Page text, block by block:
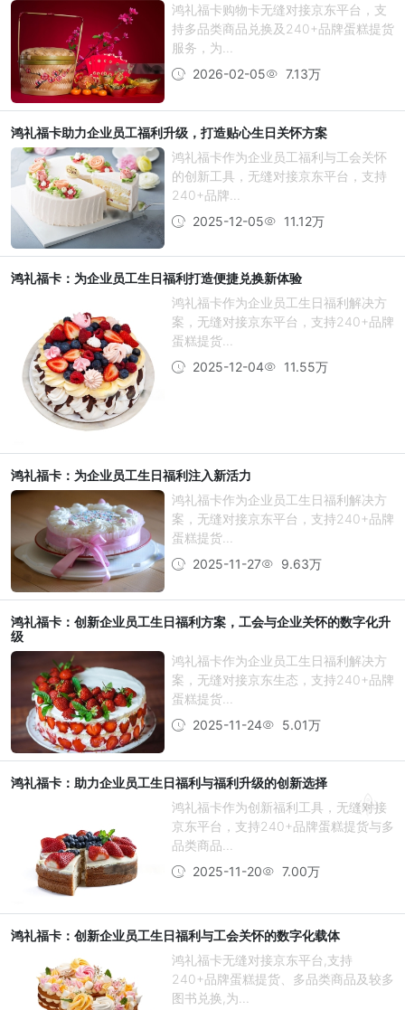
鸿礼福卡购物卡无缝对接京东平台，支
持多品类商品兑换及240+品牌蛋糕提货
服务，为...
2026-02-05
7.13万
鸿礼福卡助力企业员工福利升级，打造贴心生日关怀方案
鸿礼福卡作为企业员工福利与工会关怀
的创新工具，无缝对接京东平台，支持
240+品牌...
2025-12-05
11.12万
鸿礼福卡：为企业员工生日福利打造便捷兑换新体验
鸿礼福卡作为企业员工生日福利解决方
案，无缝对接京东平台，支持240+品牌
蛋糕提货...
2025-12-04
11.55万
鸿礼福卡：为企业员工生日福利注入新活力
鸿礼福卡作为企业员工生日福利解决方
案，无缝对接京东平台，支持240+品牌
蛋糕提货...
2025-11-27
9.63万
鸿礼福卡：创新企业员工生日福利方案，工会与企业关怀的数字化升
级
鸿礼福卡作为企业员工生日福利解决方
案，无缝对接京东生态，支持240+品牌
蛋糕提货...
2025-11-24
5.01万
鸿礼福卡：助力企业员工生日福利与福利升级的创新选择
鸿礼福卡作为创新福利工具，无缝对接
京东平台，支持240+品牌蛋糕提货与多
品类商品...
2025-11-20
7.00万
鸿礼福卡：创新企业员工生日福利与工会关怀的数字化载体
鸿礼福卡无缝对接京东平台,支持
240+品牌蛋糕提货、多品类商品及较多
图书兑换,为...